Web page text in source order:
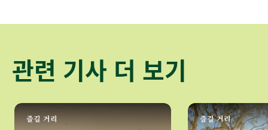
관련 기사 더 보기
즐길 거리 즐길 거리